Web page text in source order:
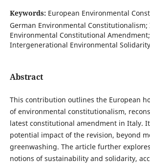
Keywords: European Environmental
German Environmental Constitutionalism;
Environmental Constitutional Amendment;
Intergenerational Environmental
Abstract
This contribution outlines the European
of environmental constitutionalism,
latest constitutional amendment in Italy.
potential impact of the revision, beyond
greenwashing. The article further
notions of sustainability and solidarity,